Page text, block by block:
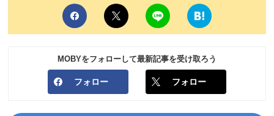
MOBYをフォローして最新記事を受け取ろう
フォロー フォロー